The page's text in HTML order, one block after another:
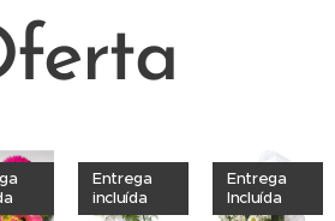
Entrega
incluída
Entrega
Incluída